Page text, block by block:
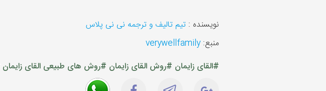
نویسنده : تیم تالیف و ترجمه نی نی پلاس
منبع:verywellfamily
#القای زایمان #روش القای زایمان #روش های طبیعی القای زایمان